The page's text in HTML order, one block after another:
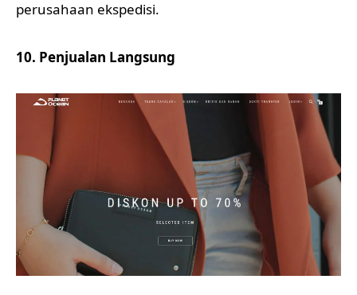
perusahaan ekspedisi.
10. Penjualan Langsung